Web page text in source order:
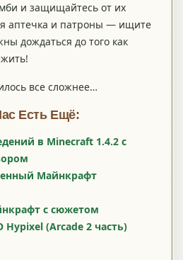
и защищайтесь от их
аптечка и патроны — ищите
дождаться до того как
все сложнее…
Есть Ещё:
в Minecraft 1.4.2 с
Майнкрафт
с сюжетом
(Arcade 2 часть)